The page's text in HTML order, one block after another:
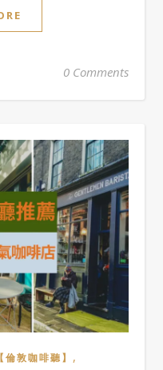
0 Comments
【倫敦咖啡聽】 ,